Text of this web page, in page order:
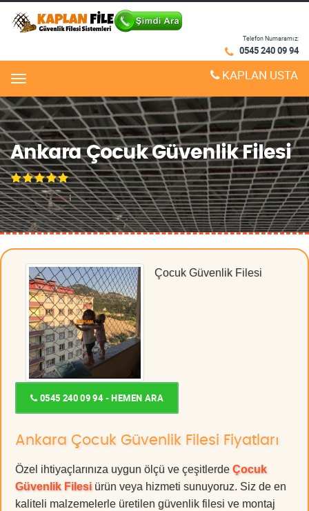
Telefon Numaramız:
0545 240 09 94
Menu KAPLAN USTA
Ankara Çocuk Güvenlik Filesi
Çocuk Güvenlik Filesi
0545 240 09 94 - HEMEN ARA
Ankara Çocuk Güvenlik Filesi Fiyatları
Özel ihtiyaçlarınıza uygun ölçü ve çeşitlerde Çocuk
Güvenlik Filesi ürün veya hizmeti sunuyoruz. Siz de en
kaliteli malzemelerle üretilen güvenlik filesi ve montaj